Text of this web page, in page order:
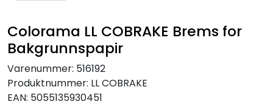
Colorama LL COBRAKE Brems for
Bakgrunnspapir
Varenummer: 516192
Produktnummer: LL COBRAKE
EAN: 5055135930451